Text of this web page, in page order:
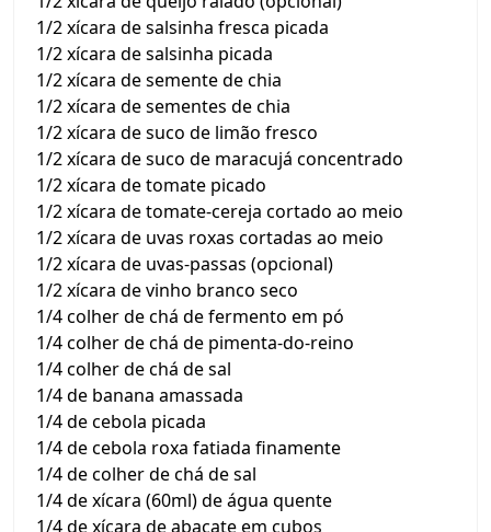
1/2 xícara de salsinha fresca picada
1/2 xícara de salsinha picada
1/2 xícara de semente de chia
1/2 xícara de sementes de chia
1/2 xícara de suco de limão fresco
1/2 xícara de suco de maracujá concentrado
1/2 xícara de tomate picado
1/2 xícara de tomate-cereja cortado ao meio
1/2 xícara de uvas roxas cortadas ao meio
1/2 xícara de uvas-passas (opcional)
1/2 xícara de vinho branco seco
1/4 colher de chá de fermento em pó
1/4 colher de chá de pimenta-do-reino
1/4 colher de chá de sal
1/4 de banana amassada
1/4 de cebola picada
1/4 de cebola roxa fatiada finamente
1/4 de colher de chá de sal
1/4 de xícara (60ml) de água quente
1/4 de xícara de abacate em cubos